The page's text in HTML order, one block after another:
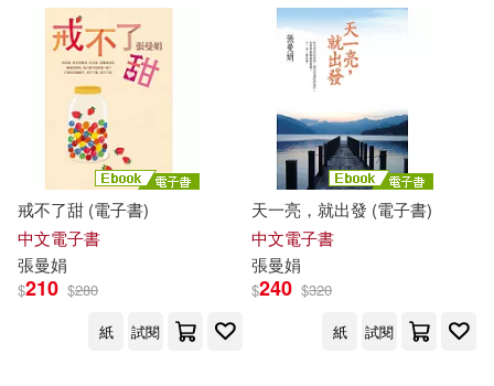
戒不了甜 (電子書)
中文電子書
張曼娟
$210 $280
紙
試閱
天一亮，就出發 (電子書)
中文電子書
張曼娟
$240 $320
紙
試閱